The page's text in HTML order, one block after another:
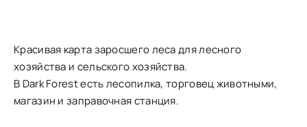
Красивая карта заросшего леса для лесного
хозяйства и сельского хозяйства.
В Dark Forest есть лесопилка, торговец животными,
магазин и заправочная станция.